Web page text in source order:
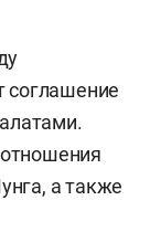
соглашение
а также